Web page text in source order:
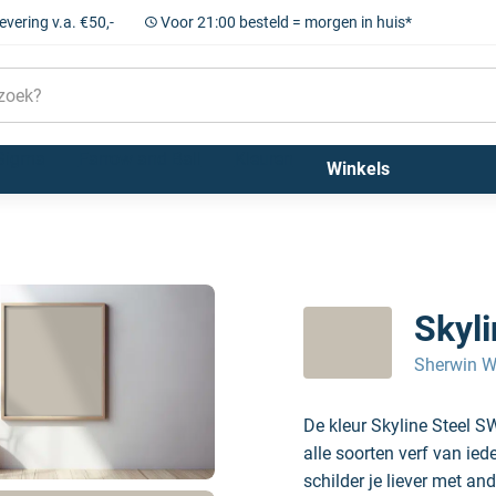
v.a. €50,- Voor 21:00 besteld = morgen in huis*
Winkels
Sherwin
De kleur Skyline Steel
alle soorten verf van
schilder je liever met